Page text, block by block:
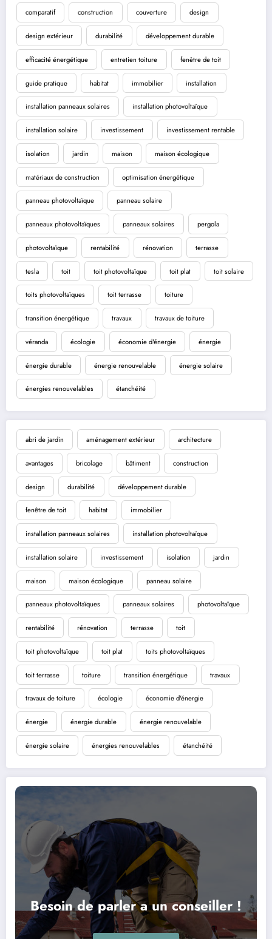
comparatif construction couverture design
design extérieur durabilité développement durable
efficacité énergétique entretien toiture fenêtre de toit
guide pratique habitat immobilier installation
installation panneaux solaires installation photovoltaïque
installation solaire investissement investissement rentable
isolation jardin maison maison écologique
matériaux de construction optimisation énergétique
panneau photovoltaïque panneau solaire
panneaux photovoltaïques panneaux solaires pergola
photovoltaïque rentabilité rénovation terrasse
tesla toit toit photovoltaïque toit plat toit solaire
toits photovoltaïques toit terrasse toiture
transition énergétique travaux travaux de toiture
véranda écologie économie d'énergie énergie
énergie durable énergie renouvelable énergie solaire
énergies renouvelables étanchéité
abri de jardin aménagement extérieur architecture
avantages bricolage bâtiment construction
design durabilité développement durable
fenêtre de toit habitat immobilier
installation panneaux solaires installation photovoltaïque
installation solaire investissement isolation jardin
maison maison écologique panneau solaire
panneaux photovoltaïques panneaux solaires photovoltaïque
rentabilité rénovation terrasse toit
toit photovoltaïque toit plat toits photovoltaïques
toit terrasse toiture transition énergétique travaux
travaux de toiture écologie économie d'énergie
énergie énergie durable énergie renouvelable
énergie solaire énergies renouvelables étanchéité
Besoin de parler a un conseiller !